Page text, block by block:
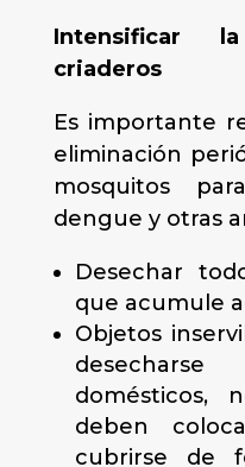
Intensificar
criaderos
Es importante
eliminación
mosquitos
dengue y otras
Desechar
que acumule
Objetos
domésticos,
deben
cubrirse de